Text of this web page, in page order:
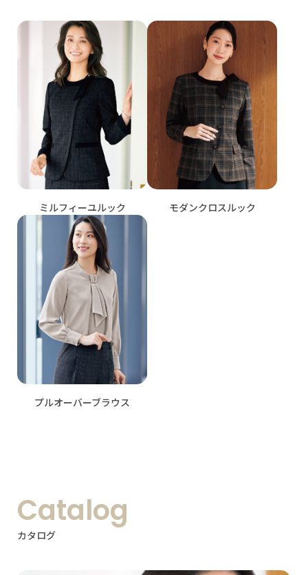
ミルフィーユルック モダンクロスルック
プルオーバーブラウス
カタログ
Catalog